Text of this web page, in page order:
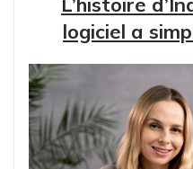
logiciel a